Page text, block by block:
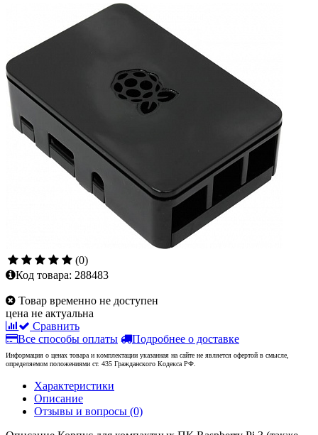
(0)
Код товара: 288483
Товар временно не доступен
цена не актуальна
Сравнить
Все способы оплаты
Подробнее о доставке
Информация о ценах товара и комплектации указанная на сайте не является офертой в смысле,
определяемом положениями ст. 435 Гражданского Кодекса РФ.
Характеристики
Описание
Отзывы и вопросы (0)